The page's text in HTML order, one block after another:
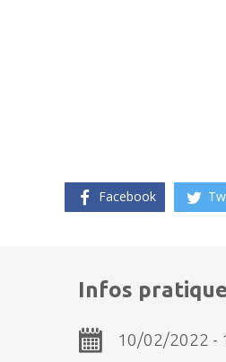
Facebook
Infos
10/02/2022 -